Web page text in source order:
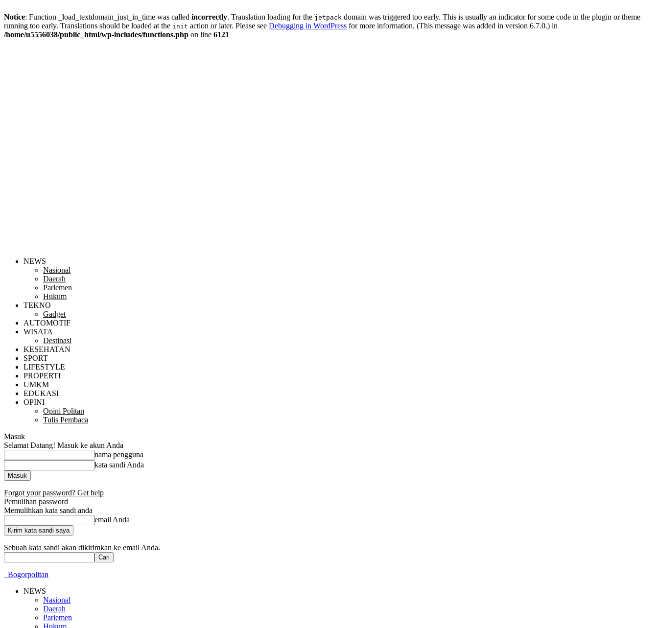
Notice: Function _load_textdomain_just_in_time was called incorrectly. Translation loading for the jetpack domain was triggered too early. This is usually an indicator for some code in the plugin or theme
running too early. Translations should be loaded at the init action or later. Please see Debugging in WordPress for more information. (This message was added in version 6.7.0.) in
/home/u5556038/public_html/wp-includes/functions.php on line 6121
NEWS
Nasional
Daerah
Parlemen
Hukum
TEKNO
Gadget
AUTOMOTIF
WISATA
Destinasi
KESEHATAN
SPORT
LIFESTYLE
PROPERTI
UMKM
EDUKASI
OPINI
Opini Politan
Tulis Pembaca
Masuk
Selamat Datang! Masuk ke akun Anda
nama pengguna
kata sandi Anda
Forgot your password? Get help
Pemulihan password
Memulihkan kata sandi anda
email Anda
Sebuah kata sandi akan dikirimkan ke email Anda.
Bogorpolitan
NEWS
Nasional
Daerah
Parlemen
Hukum